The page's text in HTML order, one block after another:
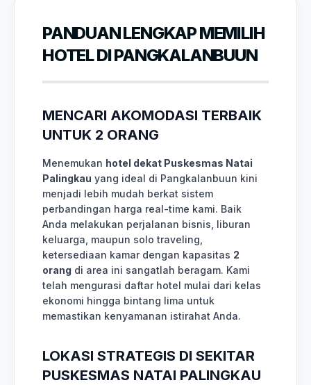
PANDUAN LENGKAP MEMILIH
HOTEL DI PANGKALANBUUN
MENCARI AKOMODASI TERBAIK
UNTUK 2 ORANG
Menemukan hotel dekat Puskesmas Natai
Palingkau yang ideal di Pangkalanbuun kini
menjadi lebih mudah berkat sistem
perbandingan harga real-time kami. Baik
Anda melakukan perjalanan bisnis, liburan
keluarga, maupun solo traveling,
ketersediaan kamar dengan kapasitas 2
orang di area ini sangatlah beragam. Kami
telah mengurasi daftar hotel mulai dari kelas
ekonomi hingga bintang lima untuk
memastikan kenyamanan istirahat Anda.
LOKASI STRATEGIS DI SEKITAR
PUSKESMAS NATAI PALINGKAU